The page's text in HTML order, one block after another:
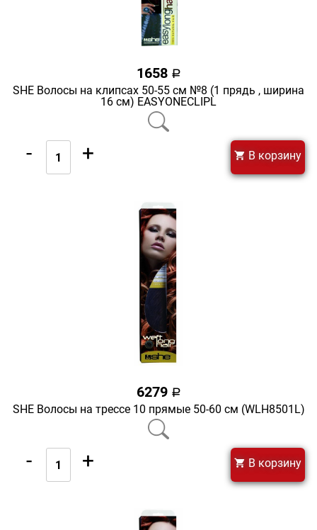
1658 a
SHE Волосы на клипсах 50-55 см №8 (1 прядь , ширина
16 см) EASYONECLIPL
- + В корзину
6279 a
SHE Волосы на трессе 10 прямые 50-60 см (WLH8501L)
- + В корзину